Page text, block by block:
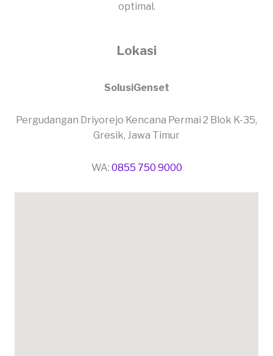
optimal.
Lokasi
SolusiGenset
Pergudangan Driyorejo Kencana Permai 2 Blok K-35,
Gresik, Jawa Timur
WA: 0855 750 9000